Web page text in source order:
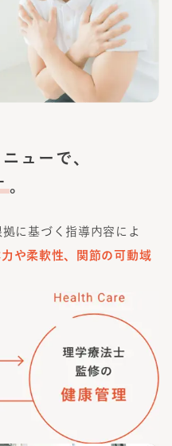
ューで、
。
に基づく指導内容によ
や柔軟性、関節の可動域